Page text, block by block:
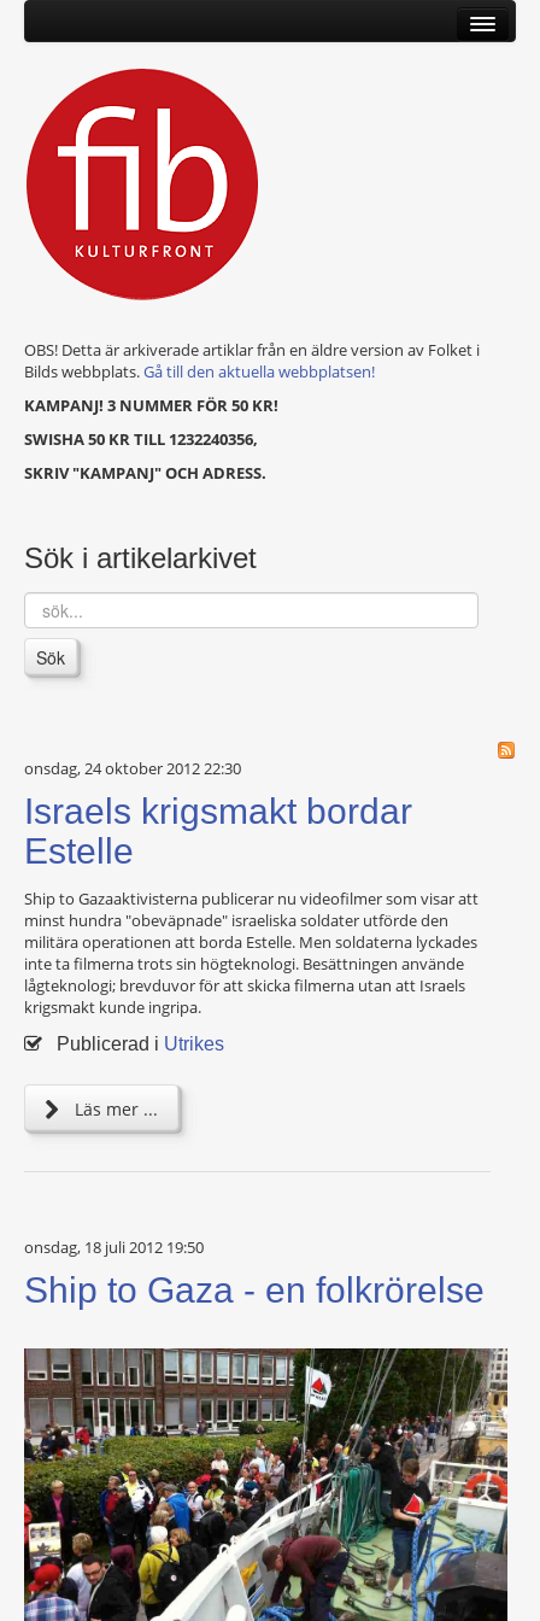
OBS! Detta är arkiverade artiklar från en äldre version av Folket i
Bilds webbplats.Gå till den aktuella webbplatsen!
KAMPANJ! 3 NUMMER FÖR 50 KR!
SWISHA 50 KR TILL 1232240356,
SKRIV "KAMPANJ" OCH ADRESS.
Sök i artikelarkivet
sök...
Sök
onsdag, 24 oktober 2012 22:30
Israels krigsmakt bordar
Estelle
Ship to Gazaaktivisterna publicerar nu videofilmer som visar att
minst hundra "obeväpnade" israeliska soldater utförde den
militära operationen att borda Estelle. Men soldaterna lyckades
inte ta filmerna trots sin högteknologi. Besättningen använde
lågteknologi; brevduvor för att skicka filmerna utan att Israels
krigsmakt kunde ingripa.
Publicerad i Utrikes
Läs mer ...
onsdag, 18 juli 2012 19:50
Ship to Gaza - en folkrörelse